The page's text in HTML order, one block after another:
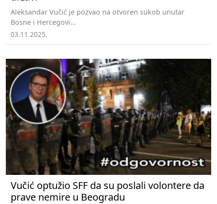
Aleksandar Vučić je pozvao na otvoren sukob unutar
Bosne i Hercegovi...
03.11.2025.
Vučić optužio SFF da su poslali volontere da
prave nemire u Beogradu